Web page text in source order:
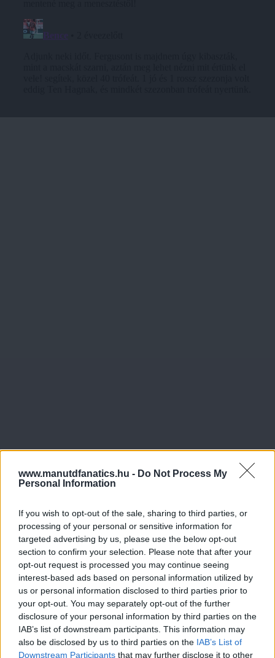
www.manutdfanatics.hu - Do Not Process My
Personal Information
If you wish to opt-out of the sale, sharing to third parties, or
processing of your personal or sensitive information for
targeted advertising by us, please use the below opt-out
section to confirm your selection. Please note that after your
opt-out request is processed you may continue seeing
interest-based ads based on personal information utilized by
us or personal information disclosed to third parties prior to
your opt-out. You may separately opt-out of the further
disclosure of your personal information by third parties on the
IAB’s list of downstream participants. This information may
also be disclosed by us to third parties on the IAB’s List of
Downstream Participants that may further disclose it to other